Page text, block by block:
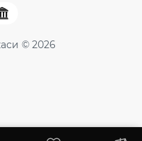
© 2026